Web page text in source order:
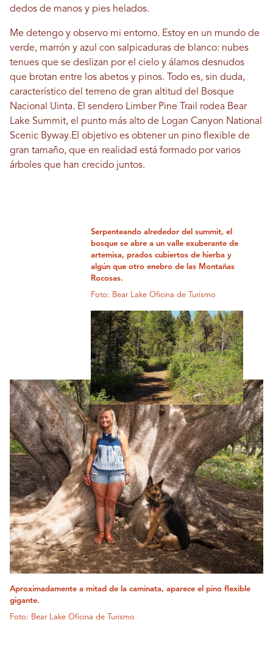
dedos de manos y pies helados.
Me detengo y observo mi entorno. Estoy en un mundo de
verde, marrón y azul con salpicaduras de blanco: nubes
tenues que se deslizan por el cielo y álamos desnudos
que brotan entre los abetos y pinos. Todo es, sin duda,
característico del terreno de gran altitud del Bosque
Nacional Uinta. El sendero Limber Pine Trail rodea Bear
Lake Summit, el punto más alto de Logan Canyon National
Scenic Byway.El objetivo es obtener un pino flexible de
gran tamaño, que en realidad está formado por varios
árboles que han crecido juntos.
Serpenteando alrededor del summit, el
bosque se abre a un valle exuberante de
artemisa, prados cubiertos de hierba y
algún que otro enebro de las Montañas
Rocosas.
Foto: Bear Lake Oficina de Turismo
Aproximadamente a mitad de la caminata, aparece el pino flexible
gigante.
Foto: Bear Lake Oficina de Turismo